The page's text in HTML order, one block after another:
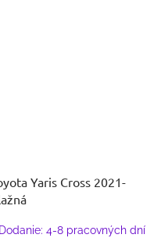
Yaris Cross 2021-
Dodanie: 4-8 pracovných dní